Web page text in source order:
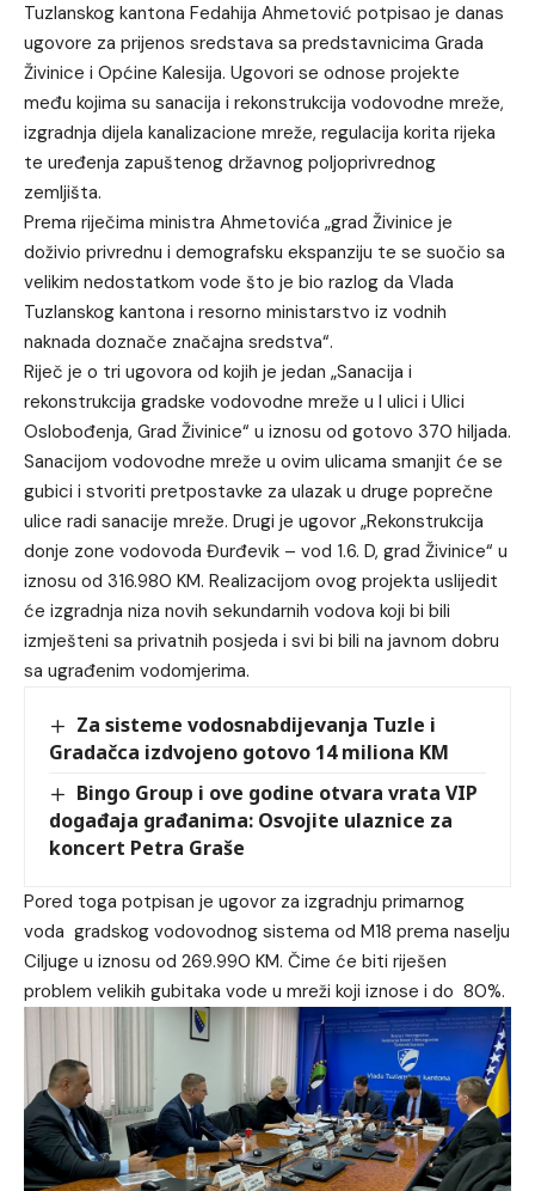
Tuzlanskog kantona Fedahija Ahmetović potpisao je danas
ugovore za prijenos sredstava sa predstavnicima Grada
Živinice i Općine Kalesija. Ugovori se odnose projekte
među kojima su sanacija i rekonstrukcija vodovodne mreže,
izgradnja dijela kanalizacione mreže, regulacija korita rijeka
te uređenja zapuštenog državnog poljoprivrednog
zemljišta.
Prema riječima ministra Ahmetovića „grad Živinice je
doživio privrednu i demografsku ekspanziju te se suočio sa
velikim nedostatkom vode što je bio razlog da Vlada
Tuzlanskog kantona i resorno ministarstvo iz vodnih
naknada doznače značajna sredstva“.
Riječ je o tri ugovora od kojih je jedan „Sanacija i
rekonstrukcija gradske vodovodne mreže u I ulici i Ulici
Oslobođenja, Grad Živinice“ u iznosu od gotovo 370 hiljada.
Sanacijom vodovodne mreže u ovim ulicama smanjit će se
gubici i stvoriti pretpostavke za ulazak u druge poprečne
ulice radi sanacije mreže. Drugi je ugovor „Rekonstrukcija
donje zone vodovoda Đurđevik – vod 1.6. D, grad Živinice“ u
iznosu od 316.980 KM. Realizacijom ovog projekta uslijedit
će izgradnja niza novih sekundarnih vodova koji bi bili
izmješteni sa privatnih posjeda i svi bi bili na javnom dobru
sa ugrađenim vodomjerima.
Za sisteme vodosnabdijevanja Tuzle i
Gradačca izdvojeno gotovo 14 miliona KM
Bingo Group i ove godine otvara vrata VIP
događaja građanima: Osvojite ulaznice za
koncert Petra Graše
Pored toga potpisan je ugovor za izgradnju primarnog
voda gradskog vodovodnog sistema od M18 prema naselju
Ciljuge u iznosu od 269.990 KM. Čime će biti riješen
problem velikih gubitaka vode u mreži koji iznose i do 80%.